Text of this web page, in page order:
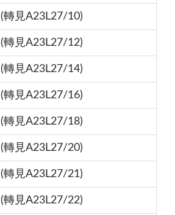
(轉見A23L27/10)
(轉見A23L27/12)
(轉見A23L27/14)
(轉見A23L27/16)
(轉見A23L27/18)
(轉見A23L27/20)
(轉見A23L27/21)
(轉見A23L27/22)